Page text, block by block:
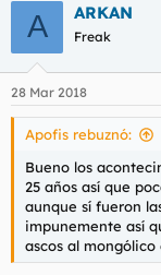
A ARKAN
Freak
28 Mar 2018
Apofis rebuznó:
Bueno los
25 años así que
aunque sí fueron
impunemente así
ascos al mongólico